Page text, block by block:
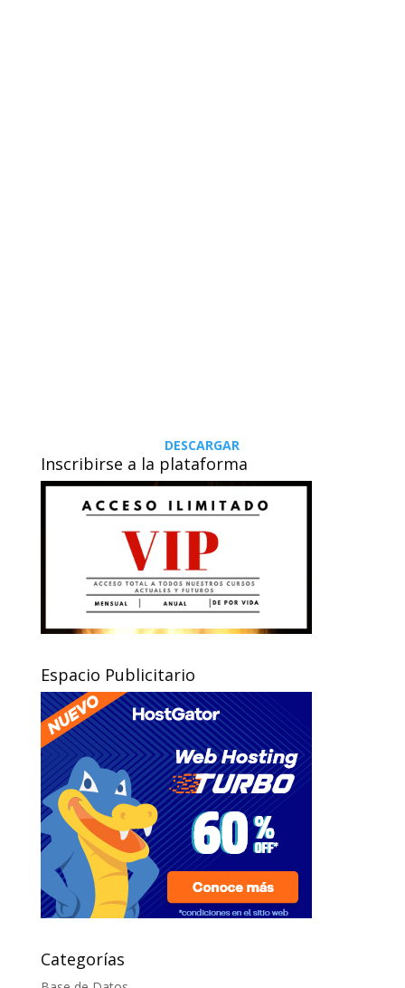
DESCARGAR
Inscribirse a la plataforma
Espacio Publicitario
Categorías